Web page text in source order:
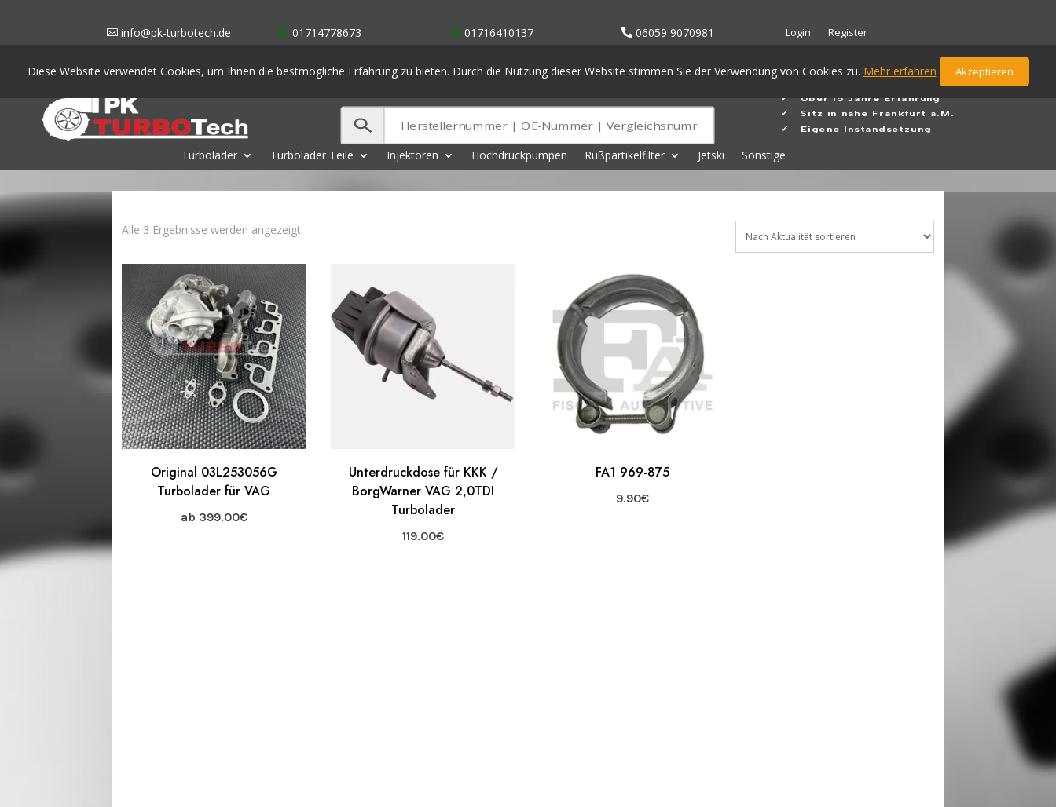
info@pk-turbotech.de
Diese Website verwendet Cookies, um Ihnen die bestmögliche Erfahrung zu bieten. Durch die Nutzung dieser Website stimmen Sie der Verwendung von Cookies zu. Mehr erfahren Akzeptieren
01714778673 01716410137 06059 9070981 Login Register
✓ Über 15 Jahre Erfahrung
✓Sitz in nähe Frankfurt a.M.
✓ Eigene Instandsetzung
Turbolader Turbolader Teile Injektoren Hochdruckpumpen Rußpartikelfilter Jetski Sonstige
Alle 3 Ergebnisse werden angezeigtNach
sortiert
Original 03L253056G
Turbolader für VAG
ab 399.00€
Unterdruckdose für KKK /
BorgWarner VAG 2,0TDI
Turbolader
119.00€
FA1 969-875
9.90€